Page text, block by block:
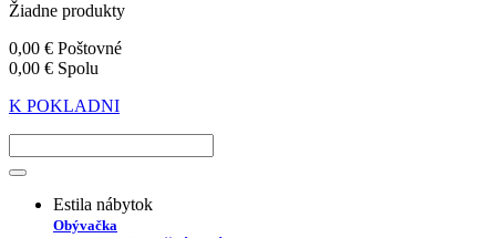
Žiadne produkty
0,00 € Poštovné
0,00 € Spolu
K POKLADNI
Estila nábytok
Obývačka